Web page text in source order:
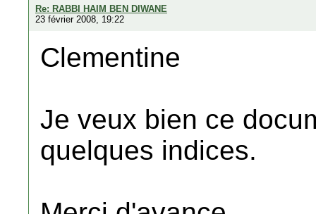
Re: RABBI HAIM BEN DIWANE
23 février 2008, 19:22
Clementine
Je veux bien ce
quelques indices.